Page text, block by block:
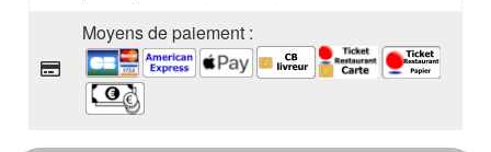
Moyens de paiement :